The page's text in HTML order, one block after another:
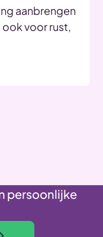
aanbrengen
voor rust,
persoonlijke